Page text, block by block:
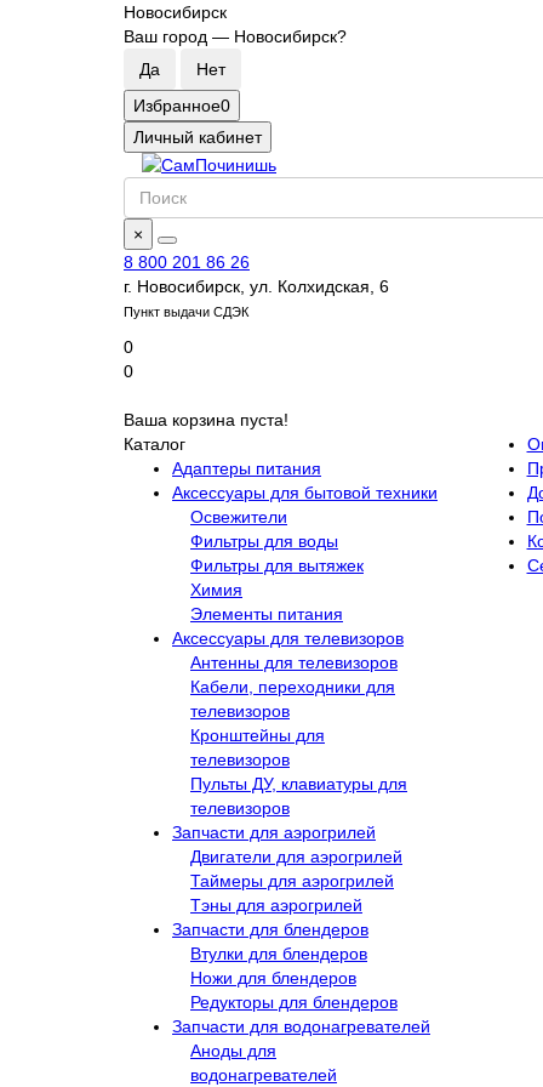
Новосибирск
Ваш город — Новосибирск?
Избранное0
Личный кабинет
×
8 800 201 86 26
г. Новосибирск, ул. Колхидская, 6
Пункт выдачи СДЭК
0
0
Ваша корзина пуста!
Каталог
Адаптеры питания
Аксессуары для бытовой техники
Освежители
Фильтры для воды
Фильтры для вытяжек
Химия
Элементы питания
Аксессуары для телевизоров
Антенны для телевизоров
Кабели, переходники для
телевизоров
Кронштейны для
телевизоров
Пульты ДУ, клавиатуры для
телевизоров
Запчасти для аэрогрилей
Двигатели для аэрогрилей
Таймеры для аэрогрилей
Тэны для аэрогрилей
Запчасти для блендеров
Втулки для блендеров
Ножи для блендеров
Редукторы для блендеров
Запчасти для водонагревателей
Аноды для
водонагревателей